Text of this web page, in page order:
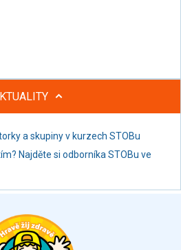
a skupiny v kurzech STOBu
Najděte si odborníka STOBu ve